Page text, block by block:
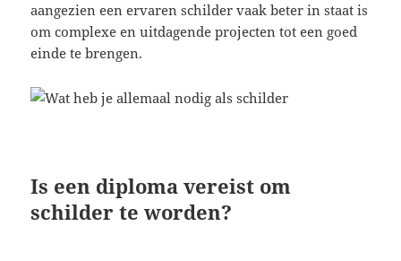
aangezien een ervaren schilder vaak beter in staat is
om complexe en uitdagende projecten tot een goed
einde te brengen.
Is een diploma vereist om
schilder te worden?